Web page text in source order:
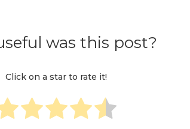
was this post?
Click on a star to rate it!